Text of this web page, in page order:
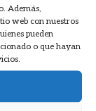
Además,
web con nuestros
pueden
o que hayan